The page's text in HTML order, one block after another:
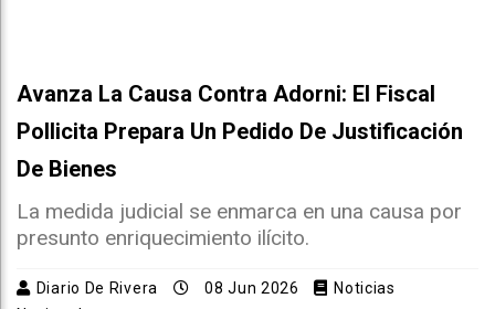
Avanza La Causa Contra Adorni: El Fiscal
Pollicita Prepara Un Pedido De Justificación
De Bienes
La medida judicial se enmarca en una causa por
presunto enriquecimiento ilícito.
Diario De Rivera 08 Jun 2026
Noticias